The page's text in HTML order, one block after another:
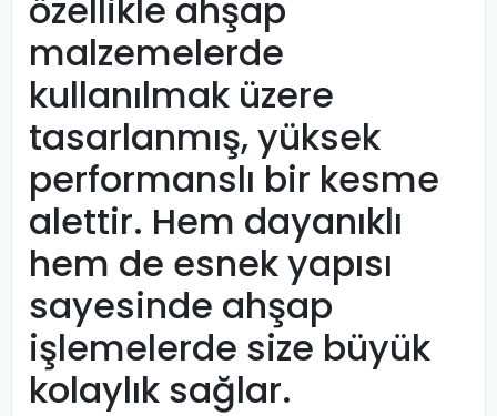
özellikle ahşap
malzemelerde
kullanılmak üzere
tasarlanmış, yüksek
performanslı bir kesme
alettir. Hem dayanıklı
hem de esnek yapısı
sayesinde ahşap
işlemelerde size büyük
kolaylık sağlar.